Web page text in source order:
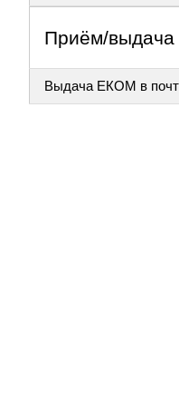
Приём/выдача
Выдача ЕКОМ в